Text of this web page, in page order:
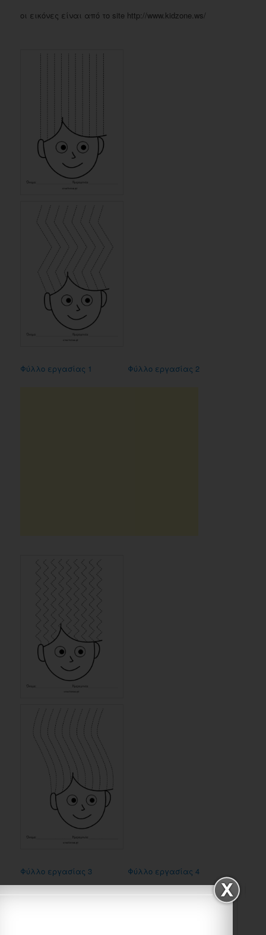
οι εικόνες είναι από το site http://www.kidzone.ws/
Φύλλο εργασίας 1 Φύλλο εργασίας 2
Φύλλο εργασίας 3 Φύλλο εργασίας 4